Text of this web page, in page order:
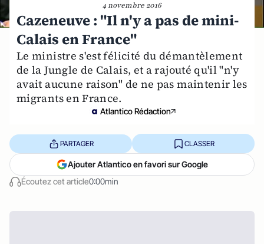
4 novembre 2016
Cazeneuve : "Il n'y a pas de mini-
Calais en France"
Le ministre s'est félicité du démantèlement
de la Jungle de Calais, et a rajouté qu'il "n'y
avait aucune raison" de ne pas maintenir les
migrants en France.
Atlantico Rédaction
Écoutez cet article0:00min
PARTAGER CLASSER
Ajouter Atlantico en favori sur Google